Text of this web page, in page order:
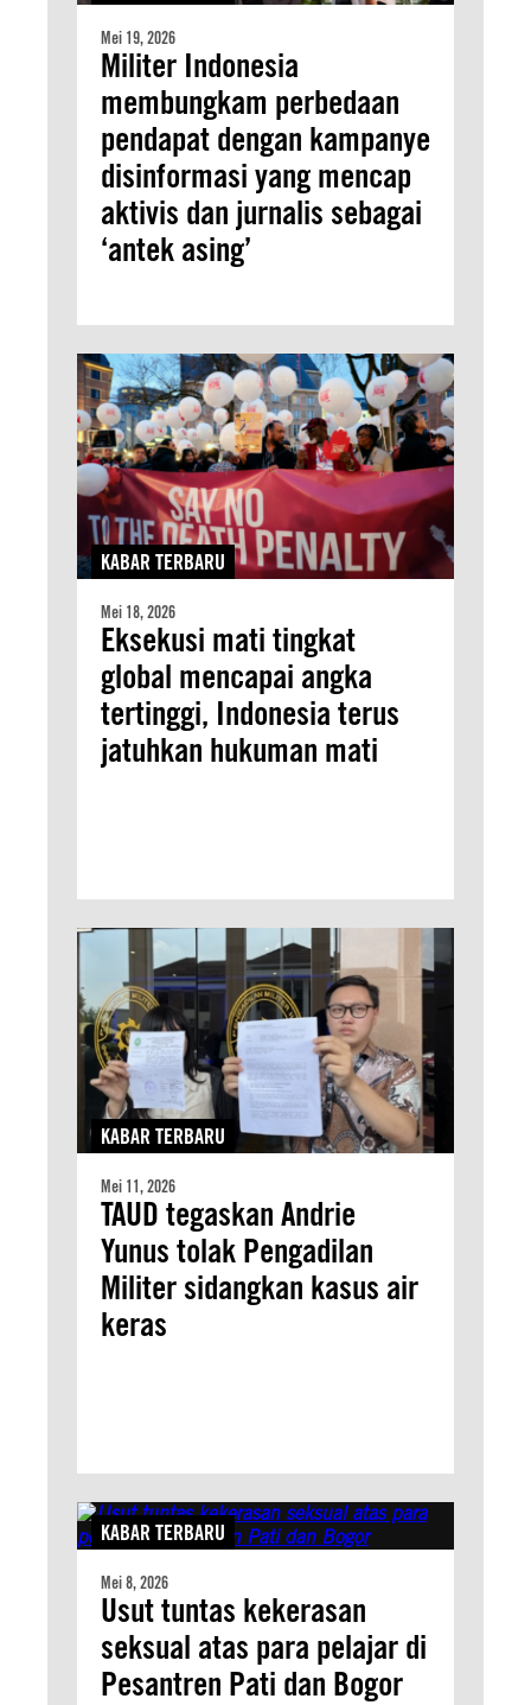
Mei 19, 2026
Militer Indonesia
membungkam perbedaan
pendapat dengan kampanye
disinformasi yang mencap
aktivis dan jurnalis sebagai
‘antek asing’
KABAR TERBARU
Mei 18, 2026
Eksekusi mati tingkat
global mencapai angka
tertinggi, Indonesia terus
jatuhkan hukuman mati
KABAR TERBARU
Mei 11, 2026
TAUD tegaskan Andrie
Yunus tolak Pengadilan
Militer sidangkan kasus air
keras
KABAR TERBARU
Mei 8, 2026
Usut tuntas kekerasan
seksual atas para pelajar di
Pesantren Pati dan Bogor